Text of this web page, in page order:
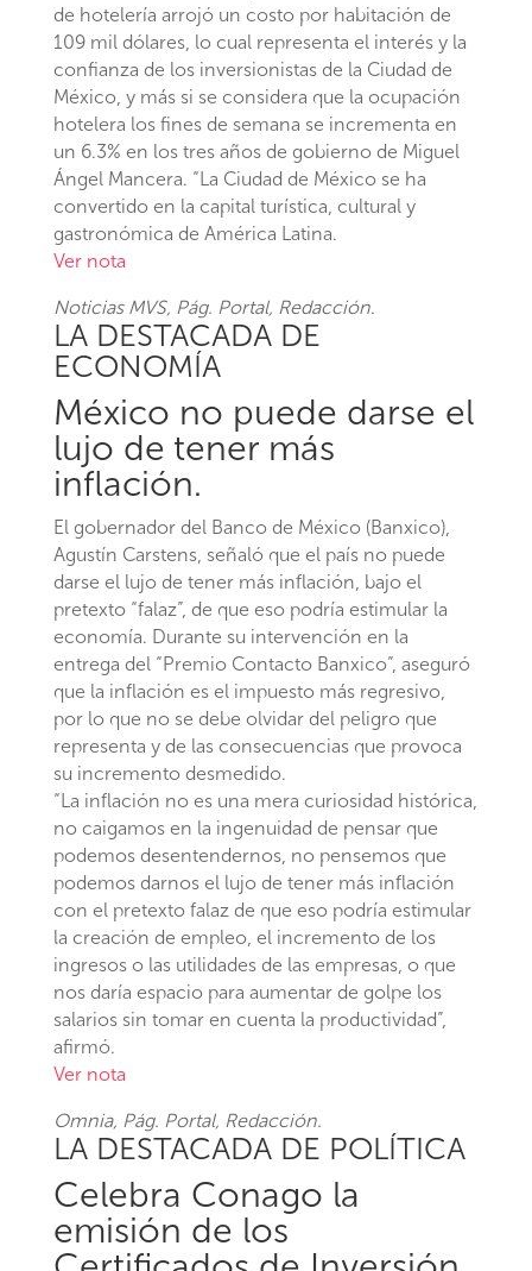
de hotelería arrojó un costo por habitación de
109 mil dólares, lo cual representa el interés y la
confianza de los inversionistas de la Ciudad de
México, y más si se considera que la ocupación
hotelera los fines de semana se incrementa en
un 6.3% en los tres años de gobierno de Miguel
Ángel Mancera. “La Ciudad de México se ha
convertido en la capital turística, cultural y
gastronómica de América Latina.
Ver nota
Noticias MVS, Pág. Portal, Redacción.
LA DESTACADA DE
ECONOMÍA
México no puede darse el
lujo de tener más
inflación.
El gobernador del Banco de México (Banxico),
Agustín Carstens, señaló que el país no puede
darse el lujo de tener más inflación, bajo el
pretexto “falaz”, de que eso podría estimular la
economía. Durante su intervención en la
entrega del “Premio Contacto Banxico”, aseguró
que la inflación es el impuesto más regresivo,
por lo que no se debe olvidar del peligro que
representa y de las consecuencias que provoca
su incremento desmedido.
“La inflación no es una mera curiosidad histórica,
no caigamos en la ingenuidad de pensar que
podemos desentendernos, no pensemos que
podemos darnos el lujo de tener más inflación
con el pretexto falaz de que eso podría estimular
la creación de empleo, el incremento de los
ingresos o las utilidades de las empresas, o que
nos daría espacio para aumentar de golpe los
salarios sin tomar en cuenta la productividad”,
afirmó.
Ver nota
Omnia, Pág. Portal, Redacción.
LA DESTACADA DE POLÍTICA
Celebra Conago la
emisión de los